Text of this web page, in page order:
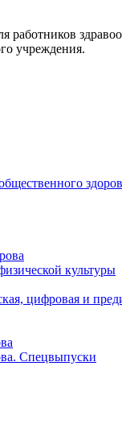
работников
учреждения.
культуры
цифровая и
Спецвыпуски